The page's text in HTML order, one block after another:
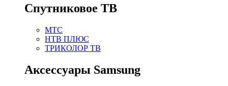
Спутниковое ТВ
МТС
НТВ ПЛЮС
ТРИКОЛОР ТВ
Аксессуары Samsung